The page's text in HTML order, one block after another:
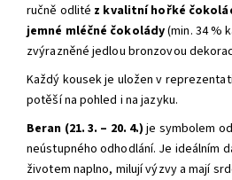
ručně odlité z kvalitní hořké
jemné mléčné čokolády(min. 34 %
zvýrazněné jedlou bronzovou
Každý kousek je uložen v
potěší na pohled i na jazyku.
Beran (21. 3. – 20. 4.) je symbolem
neústupného odhodlání. Je ideálním
životem naplno, milují výzvy a mají